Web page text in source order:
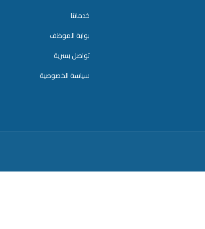
خدماتنا
بوابة الموظف
تواصل بسرية
سياسة الخصوصية